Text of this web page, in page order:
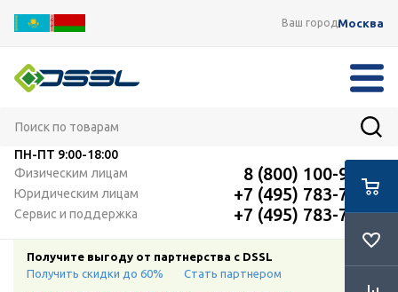
Ваш городМосква
ПН-ПТ 9:00-18:00
Физическим лицам
8 (800) 100-91-12
Юридическим лицам +7 (495) 783-72-87
Сервис и поддержка +7 (495) 783-72-87
Получите выгоду от партнерства с DSSL
Получить скидки до 60%
Стать партнером